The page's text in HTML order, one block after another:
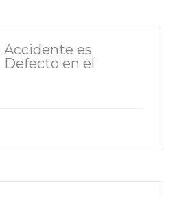
Accidente es
Defecto en el